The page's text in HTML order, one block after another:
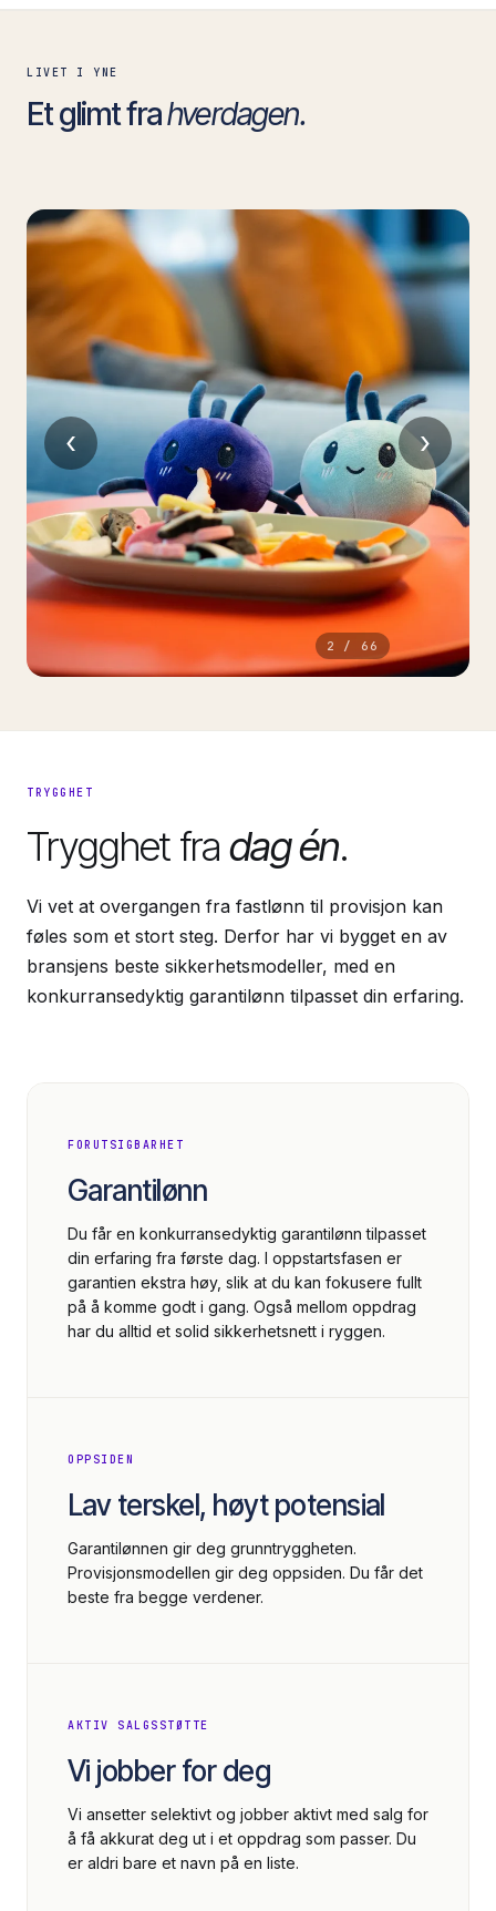
LIVET I YNE
Et glimt frahverdagen.
‹ ›
2 /66
TRYGGHET
Trygghet fra dag én.
Vi vet at overgangen fra fastlønn til provisjon kan
føles som et stort steg. Derfor har vi bygget en av
bransjens beste sikkerhetsmodeller, med en
konkurransedyktig garantilønn tilpasset din erfaring.
FORUTSIGBARHET
Garantilønn
Du får en konkurransedyktig garantilønn tilpasset
din erfaring fra første dag. I oppstartsfasen er
garantien ekstra høy, slik at du kan fokusere fullt
på å komme godt i gang. Også mellom oppdrag
har du alltid et solid sikkerhetsnett i ryggen.
OPPSIDEN
Lav terskel, høyt potensial
Garantilønnen gir deg grunntryggheten.
Provisjonsmodellen gir deg oppsiden. Du får det
beste fra begge verdener.
AKTIV SALGSSTØTTE
Vi jobber for deg
Vi ansetter selektivt og jobber aktivt med salg for
å få akkurat deg ut i et oppdrag som passer. Du
er aldri bare et navn på en liste.